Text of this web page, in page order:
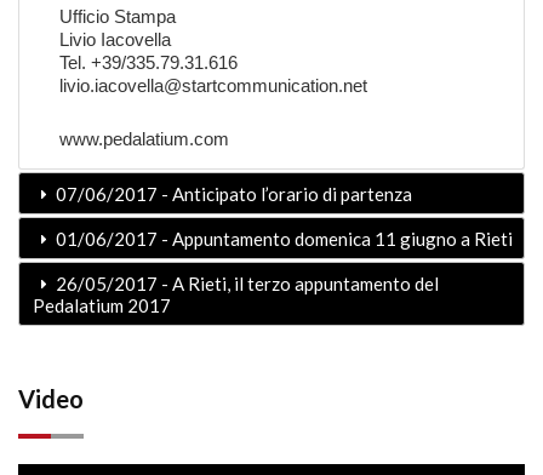
Ufficio Stampa
Livio Iacovella
Tel. +39/335.79.31.616
livio.iacovella@startcommunication.net
www.pedalatium.com
07/06/2017 - Anticipato l’orario di partenza
01/06/2017 - Appuntamento domenica 11 giugno a Rieti
26/05/2017 - A Rieti, il terzo appuntamento del
Pedalatium 2017
Video